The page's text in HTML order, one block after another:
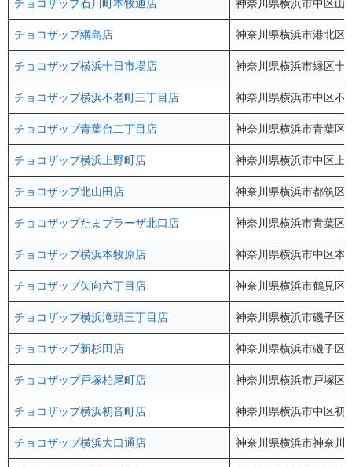
チョコザップ石川町本牧通店 神奈川県横浜市中区
チョコザップ綱島店 神奈川県横浜市港北
チョコザップ横浜十日市場店 神奈川県横浜市緑区
チョコザップ横浜不老町三丁目店 神奈川県横浜市中区
チョコザップ青葉台二丁目店 神奈川県横浜市青葉
チョコザップ横浜上野町店 神奈川県横浜市中区
チョコザップ北山田店 神奈川県横浜市都筑
チョコザップたまプラーザ北口店 神奈川県横浜市青葉
チョコザップ横浜本牧原店 神奈川県横浜市中区
チョコザップ矢向六丁目店 神奈川県横浜市鶴見
チョコザップ横浜滝頭三丁目店 神奈川県横浜市磯子
チョコザップ新杉田店 神奈川県横浜市磯子
チョコザップ戸塚柏尾町店 神奈川県横浜市戸塚
チョコザップ横浜初音町店 神奈川県横浜市中区
チョコザップ横浜大口通店 神奈川県横浜市神奈